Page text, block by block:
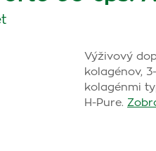
Výživový
kolagénov,
kolagénmi
H-Pure.